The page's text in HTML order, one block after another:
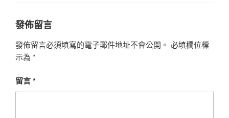
發佈留言
發佈留言必須填寫的電子郵件地址不會公開。 必填欄位標
示為 *
留言*